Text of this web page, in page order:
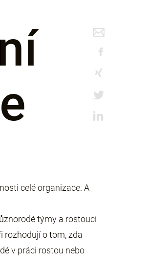
celé organizace. A
týmy a rostoucí
rozhodují o tom, zda
v práci rostou nebo